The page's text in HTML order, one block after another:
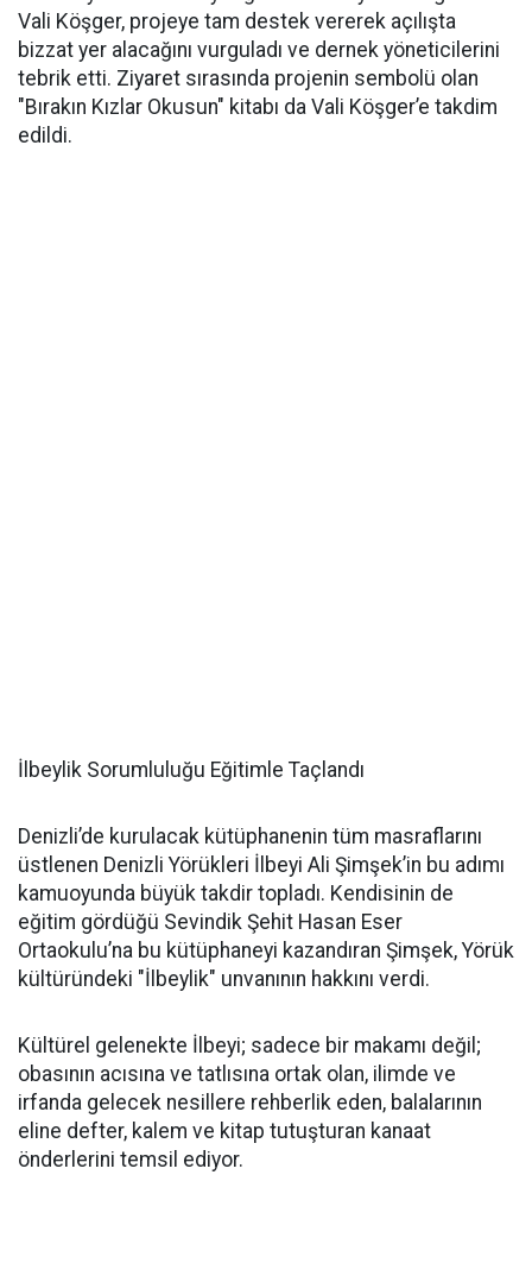
Vali Köşger, projeye tam destek vererek açılışta
bizzat yer alacağını vurguladı ve dernek yöneticilerini
tebrik etti. Ziyaret sırasında projenin sembolü olan
"Bırakın Kızlar Okusun" kitabı da Vali Köşger’e takdim
edildi.
İlbeylik Sorumluluğu Eğitimle Taçlandı
Denizli’de kurulacak kütüphanenin tüm masraflarını
üstlenen Denizli Yörükleri İlbeyi Ali Şimşek’in bu adımı
kamuoyunda büyük takdir topladı. Kendisinin de
eğitim gördüğü Sevindik Şehit Hasan Eser
Ortaokulu’na bu kütüphaneyi kazandıran Şimşek, Yörük
kültüründeki "İlbeylik" unvanının hakkını verdi.
Kültürel gelenekte İlbeyi; sadece bir makamı değil;
obasının acısına ve tatlısına ortak olan, ilimde ve
irfanda gelecek nesillere rehberlik eden, balalarının
eline defter, kalem ve kitap tutuşturan kanaat
önderlerini temsil ediyor.